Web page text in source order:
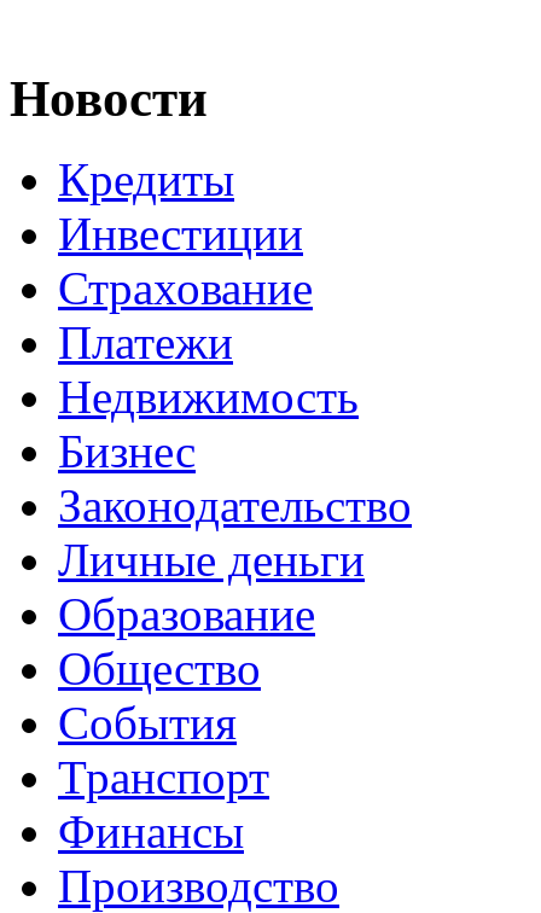
Новости
Кредиты
Инвестиции
Страхование
Платежи
Недвижимость
Бизнес
Законодательство
Личные деньги
Образование
Общество
События
Транспорт
Финансы
Производство